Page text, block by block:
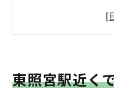
東照宮駅周
東照宮駅近
東照宮駅近く